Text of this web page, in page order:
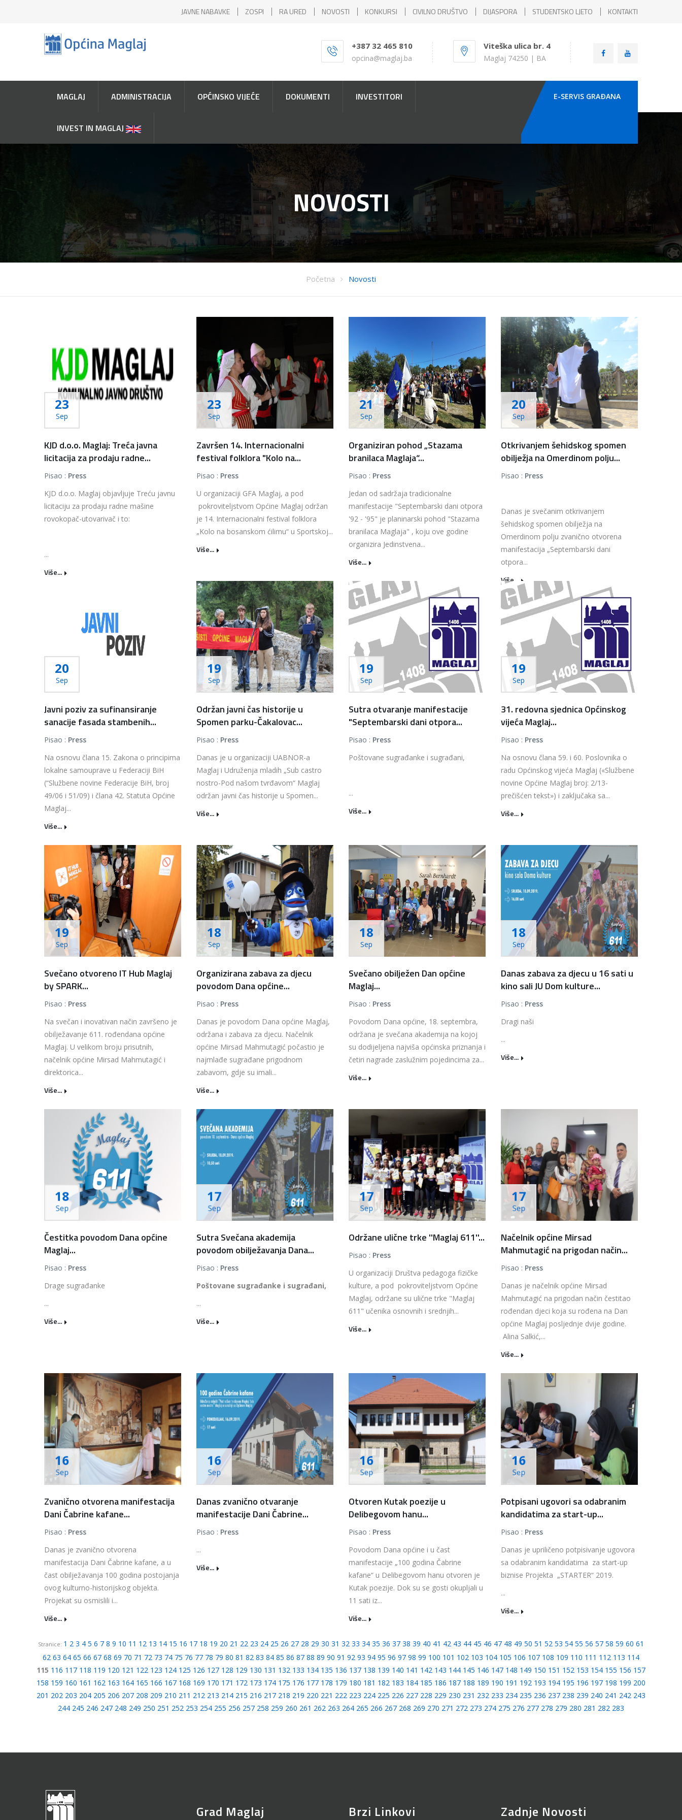
JAVNE NABAVKE ZOSPI RA URED NOVOSTI KONKURSI CIVILNO DRUŠTVO DIJASPORA STUDENTSKO LJETO KONTAKTI
+387 32 465 810
opcina@maglaj.ba
Viteška ulica br. 4
Maglaj 74250 | BA
MAGLAJ ADMINISTRACIJA OPĆINSKO VIJEĆE DOKUMENTI INVESTITORI
INVEST IN MAGLAJ
E-SERVIS GRAÐANA
NOVOSTI
Početna Novosti
23
Sep
KJD d.o.o. Maglaj: Treća javna
licitacija za prodaju radne...
Pisao : Press
KJD d.o.o. Maglaj objavljuje Treću javnu
licitaciju za prodaju radne mašine
rovokopač-utovarivač i to:
...
Više...
23
Sep
Završen 14. Internacionalni
festival folklora "Kolo na...
Pisao : Press
U organizaciji GFA Maglaj, a pod
pokroviteljstvom Općine Maglaj održan
je 14. Internacionalni festival folklora
„Kolo na bosanskom ćilimu“ u Sportskoj...
Više...
21
Sep
Organiziran pohod „Stazama
branilaca Maglaja“...
Pisao : Press
Jedan od sadržaja tradicionalne
manifestacije "Septembarski dani otpora
'92 - '95" je planinarski pohod "Stazama
branilaca Maglaja" , koju ove godine
organizira Jedinstvena...
Više...
20
Sep
Otkrivanjem šehidskog spomen
obilježja na Omerdinom polju...
Pisao : Press
Danas je svečanim otkrivanjem
šehidskog spomen obilježja na
Omerdinom polju zvanično otvorena
manifestacija „Septembarski dani
otpora...
Više...
20
Sep
Javni poziv za sufinansiranje
sanacije fasada stambenih...
Pisao : Press
Na osnovu člana 15. Zakona o principima
lokalne samouprave u Federaciji BiH
(“Službene novine Federacije BiH, broj
49/06 i 51/09) i člana 42. Statuta Općine
Maglaj...
Više...
19
Sep
Održan javni čas historije u
Spomen parku-Čakalovac...
Pisao : Press
Danas je u organizaciji UABNOR-a
Maglaj i Udruženja mladih „Sub castro
nostro-Pod našom tvrđavom“ Maglaj
održan javni čas historije u Spomen...
Više...
19
Sep
Sutra otvaranje manifestacije
"Septembarski dani otpora...
Pisao : Press
Poštovane sugrađanke i sugrađani,
...
Više...
19
Sep
31. redovna sjednica Općinskog
vijeća Maglaj...
Pisao : Press
Na osnovu člana 59. i 60. Poslovnika o
radu Općinskog vijeća Maglaj («Službene
novine Općine Maglaj broj: 2/13-
prečišćen tekst») i zaključaka sa...
Više...
19
Sep
Svečano otvoreno IT Hub Maglaj
by SPARK...
Pisao : Press
Na svečan i inovativan način završeno je
obilježavanje 611. rođendana općine
Maglaj. U velikom broju prisutnih,
načelnik općine Mirsad Mahmutagić i
direktorica...
Više...
18
Sep
Organizirana zabava za djecu
povodom Dana općine...
Pisao : Press
Danas je povodom Dana općine Maglaj,
održana i zabava za djecu. Načelnik
općine Mirsad Mahmutagić počastio je
najmlađe sugrađane prigodnom
zabavom, gdje su imali...
Više...
18
Sep
Svečano obilježen Dan općine
Maglaj...
Pisao : Press
Povodom Dana općine, 18. septembra,
održana je svečana akademija na kojoj
su dodijeljena najviša općinska priznanja i
četiri nagrade zaslužnim pojedincima za...
Više...
18
Sep
Danas zabava za djecu u 16 sati u
kino sali JU Dom kulture...
Pisao : Press
Dragi naši
...
Više...
18
Sep
Čestitka povodom Dana općine
Maglaj...
Pisao : Press
Drage sugrađanke
...
Više...
17
Sep
Sutra Svečana akademija
povodom obilježavanja Dana...
Pisao : Press
Poštovane sugrađanke i sugrađani,
...
Više...
17
Sep
Održane ulične trke ''Maglaj 611''...
Pisao : Press
U organizaciji Društva pedagoga fizičke
kulture, a pod pokroviteljstvom Općine
Maglaj, održane su ulične trke "Maglaj
611" učenika osnovnih i srednjih...
Više...
17
Sep
Načelnik općine Mirsad
Mahmutagić na prigodan način...
Pisao : Press
Danas je načelnik općine Mirsad
Mahmutagić na prigodan način čestitao
rođendan djeci koja su rođena na Dan
općine Maglaj posljednje dvije godine.
Alina Salkić,...
Više...
16
Sep
Zvanično otvorena manifestacija
Dani Čabrine kafane...
Pisao : Press
Danas je zvanično otvorena
manifestacija Dani Čabrine kafane, a u
čast obilježavanja 100 godina postojanja
ovog kulturno-historijskog objekta.
Projekat su osmislili i...
Više...
16
Sep
Danas zvanično otvaranje
manifestacije Dani Čabrine...
Pisao : Press
...
Više...
16
Sep
Otvoren Kutak poezije u
Delibegovom hanu...
Pisao : Press
Povodom Dana općine i u čast
manifestacije „100 godina Čabrine
kafane“ u Delibegovom hanu otvoren je
Kutak poezije. Dok su se gosti okupljali u
11 sati iz...
Više...
16
Sep
Potpisani ugovori sa odabranim
kandidatima za start-up...
Pisao : Press
Danas je upriličeno potpisivanje ugovora
sa odabranim kandidatima za start-up
biznise Projekta „STARTER“ 2019.
...
Više...
Stranice: 1 2 3 4 5 6 7 8 9 10 11 12 13 14 15 16 17 18 19 20 21 22 23 24 25 26 27 28 29 30 31 32 33 34 35 36 37 38 39 40 41 42 43 44 45 46 47 48 49 50 51 52 53 54 55 56 57 58 59 60 61
62 63 64 65 66 67 68 69 70 71 72 73 74 75 76 77 78 79 80 81 82 83 84 85 86 87 88 89 90 91 92 93 94 95 96 97 98 99 100 101 102 103 104 105 106 107 108 109 110 111 112 113 114
115 116 117 118 119 120 121 122 123 124 125 126 127 128 129 130 131 132 133 134 135 136 137 138 139 140 141 142 143 144 145 146 147 148 149 150 151 152 153 154 155 156 157
158 159 160 161 162 163 164 165 166 167 168 169 170 171 172 173 174 175 176 177 178 179 180 181 182 183 184 185 186 187 188 189 190 191 192 193 194 195 196 197 198 199 200
201 202 203 204 205 206 207 208 209 210 211 212 213 214 215 216 217 218 219 220 221 222 223 224 225 226 227 228 229 230 231 232 233 234 235 236 237 238 239 240 241 242 243
244 245 246 247 248 249 250 251 252 253 254 255 256 257 258 259 260 261 262 263 264 265 266 267 268 269 270 271 272 273 274 275 276 277 278 279 280 281 282 283
Grad Maglaj Brzi Linkovi Zadnje Novosti